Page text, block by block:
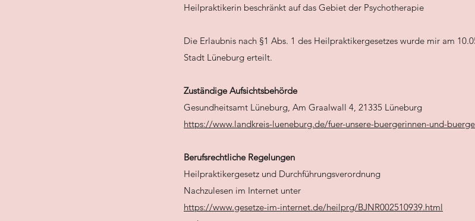
Heilpraktikerin beschränkt auf das Gebiet der Psychotherapie
Die Erlaubnis nach §1 Abs. 1 des Heilpraktikergesetzes wurde mir am
Stadt Lüneburg erteilt.
Zuständige Aufsichtsbehörde
Gesundheitsamt Lüneburg, Am Graalwall 4, 21335 Lüneburg
https://www.landkreis-lueneburg.de/fuer-unsere-buergerinnen-und-
Berufsrechtliche Regelungen
Heilpraktikergesetz und Durchführungsverordnung
Nachzulesen im Internet unter
https://www.gesetze-im-internet.de/heilprg/BJNR002510939.html